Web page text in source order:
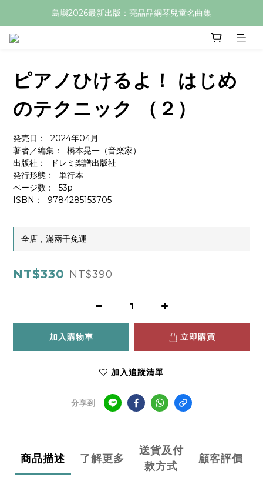
島嶼2026最新出版：亮晶晶鋼琴兒童名曲集
ピアノひけるよ！ はじめ
のテクニック （２）
発売日：  2024年04月
著者／編集：  橋本晃一（音楽家）
出版社：  ドレミ楽譜出版社
発行形態：  単行本
ページ数：  53p
ISBN：  9784285153705
全店，滿兩千免運
NT$330 NT$390
加入購物車 立即購買
加入追蹤清單
分享到
商品描述 了解更多
送貨及付
款方式
顧客評價